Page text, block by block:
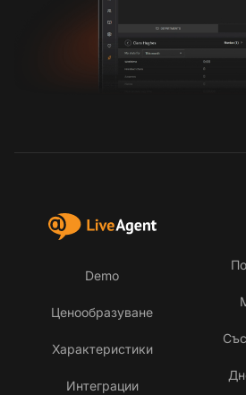
Demo
Ценообразуване
Характеристики
Интеграции